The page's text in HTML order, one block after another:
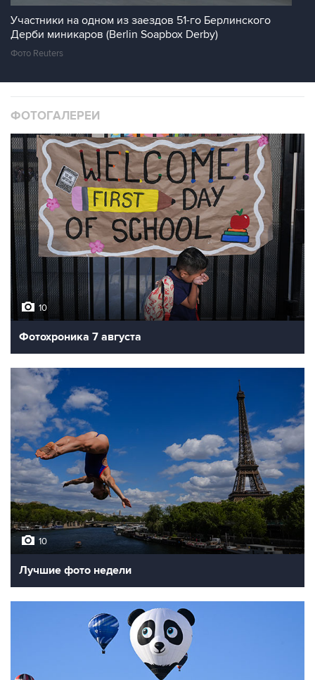
Участники на одном из заездов 51-го Берлинского
Дерби миникаров (Berlin Soapbox Derby)
Фото Reuters
ФОТОГАЛЕРЕИ
10
Фотохроника 7 августа
10
Лучшие фото недели